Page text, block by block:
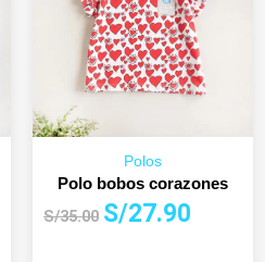
Polos
Polo bobos corazones
S/35.00
El
S/27.90